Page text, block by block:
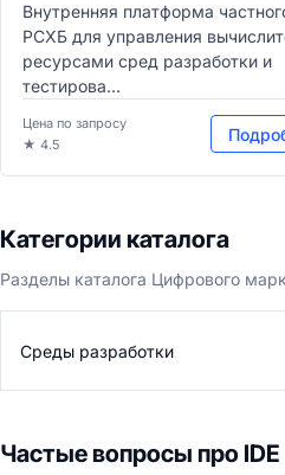
Внутренняя платформа
РСХБ для управления
ресурсами сред разработки и
тестирова...
Цена по запросу
★ 4.5
Категории каталога
Разделы каталога Цифрового
Среды разработки
Частые вопросы про IDE